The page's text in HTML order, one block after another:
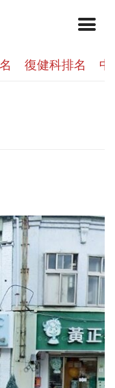
復健科排名